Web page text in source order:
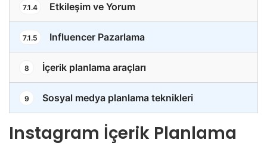
7.1.4 Etkileşim ve Yorum
7.1.5 Influencer Pazarlama
8 İçerik planlama araçları
9 Sosyal medya planlama teknikleri
Instagram İçerik Planlama